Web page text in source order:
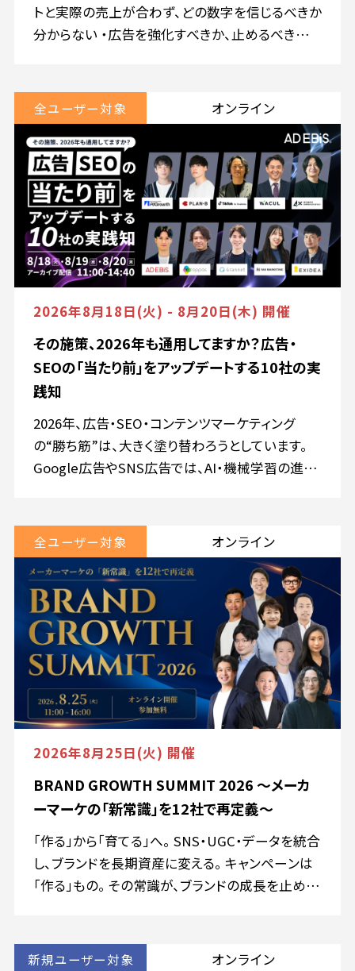
トと実際の売上が合わず、どの数字を信じるべきか
分からない ・広告を強化すべきか、止めるべきか判
際のコンバージョンや売上の数値が一致しないこ
とが多いです。 数値の違いを整理しないままCPA
やCV数だけで評価すると、本来成果を生んでいる
広告を停止したり、売上につながっていない広告
へ予算を寄せたりする可能性があります。 今回は、
媒体管理画面、GA4、実成果の数値がズレる原因
を整理し、広告成果を判断するために「どの数字
を、どう見るべきか」を解説します。 さらに、計測デ
ータを広告の継続・停止や予算配分など、具体的
な改善判断へつなげる方法をお伝えします。 ■ 本
セミナーで得られること 媒体管理画面、GA4、実成
果の数値がズレる原因 広告成果を正しく評価する
ための判断基準 計測データを予算配分や改善施
策へつなげる方法 複数媒体の広告成果や予算配
すめのセミナーです。
全ユーザー対象 オンライン
2026年8月18日(火) - 8月20日(木) 開催
その施策、2026年も通用してますか？広告・
SEOの「当たり前」をアップデートする10社の実
践知
2026年、広告・SEO・コンテンツマーケティング
の“勝ち筋”は、大きく塗り替わろうとしています。
Google広告やSNS広告では、AI・機械学習の進化
しました。 一方で、 ・成果が出た理由を説明できな
い ・媒体任せの運用になっている ・見るべき指標
や判断軸が分からない そんな“運用のブラックボッ
クス化”に、不安を感じる企業も増えています。 さ
らにSEO領域でも、AI検索・要約・レコメンドの普
及によって、「検索順位を上げるだけ」の施策は通
用しにくい時代に。 これから求められるのは、“検
索される前”から選ばれ、比較検討で勝ち切るため
の設計です。 本セミナーでは、広告・SEO・コンテン
ツ領域の最前線を走る10社が集結。 媒体の進化、
動画広告、P-MAX活用、広告分析、第一想起、AI時
代のSEO、CVにつなげるコンテンツ設計まで、2026
年に成果を出すために押さえるべき「新しい当たり
トレンド紹介ではなく、 ・なぜ今までのやり方では
成果が出にくくなっているのか ・これから何を押さ
え、どう改善すべきか まで踏み込んでお伝えしま
全ユーザー対象 オンライン
2026年8月25日(火) 開催
BRAND GROWTH SUMMIT 2026 〜メーカ
ーマーケの「新常識」を12社で再定義〜
「作る」から「育てる」へ。 SNS・UGC・データを統合
し、ブランドを長期資産に変える。 キャンペーンは
「作る」もの。 その常識が、ブランドの成長を止めて
これからのメーカーマーケに必要なのは、SNS・
新規ユーザー対象 オンライン